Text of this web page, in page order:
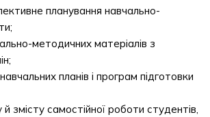
планування навчально-
методичних матеріалів з
планів і програм підготовки
змісту самостійної роботи студентів,